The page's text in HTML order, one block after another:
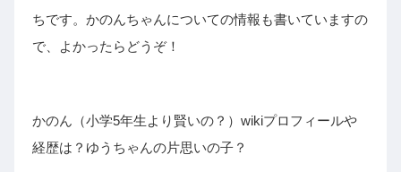
ちです。かのんちゃんについての情報も書いていますの
で、よかったらどうぞ！
かのん（小学5年生より賢いの？）wikiプロフィールや
経歴は？ゆうちゃんの片思いの子？